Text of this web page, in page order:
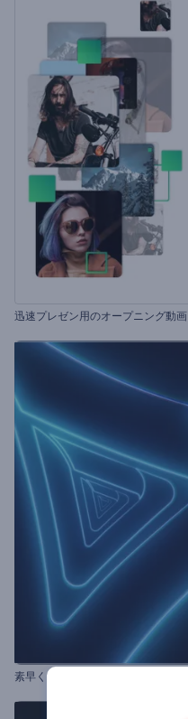
迅速プレゼン用のオープニング動画
素早くネオンレイヤー